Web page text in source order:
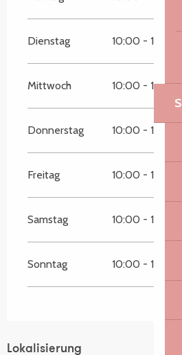
Dienstag 10:00 - 12:30
Mittwoch 10:00 - 12:30
Donnerstag 10:00 - 12:30
Freitag 10:00 - 12:30
Samstag 10:00 - 12:30
Sonntag 10:00 - 12:30
Lokalisierung